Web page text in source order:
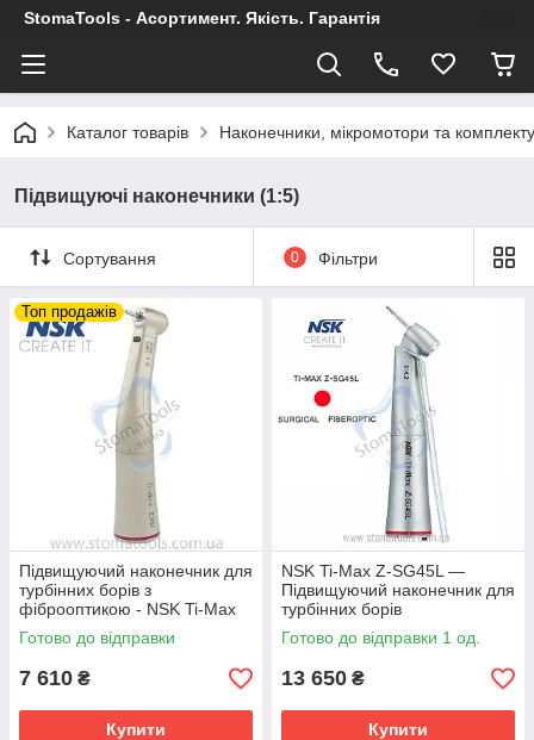
StomaTools - Асортимент. Якість. Гарантія
Каталог товарів Наконечники, мікромотори та
Підвищуючі наконечники (1:5)
Сортування 0 Фільтри
Топ продажів
Підвищуючий наконечник для
турбінних борів з
фіброоптикою - NSK Ti-Max
X95L (1:5)
Готово до відправки
7 610 ₴
Купити
NSK Ti-Max Z-SG45L —
Підвищуючий наконечник для
турбінних борів
(фізіодиспенсер)
Готово до відправки 1 од.
13 650 ₴
Купити